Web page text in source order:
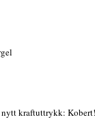
kraftuttrykk: